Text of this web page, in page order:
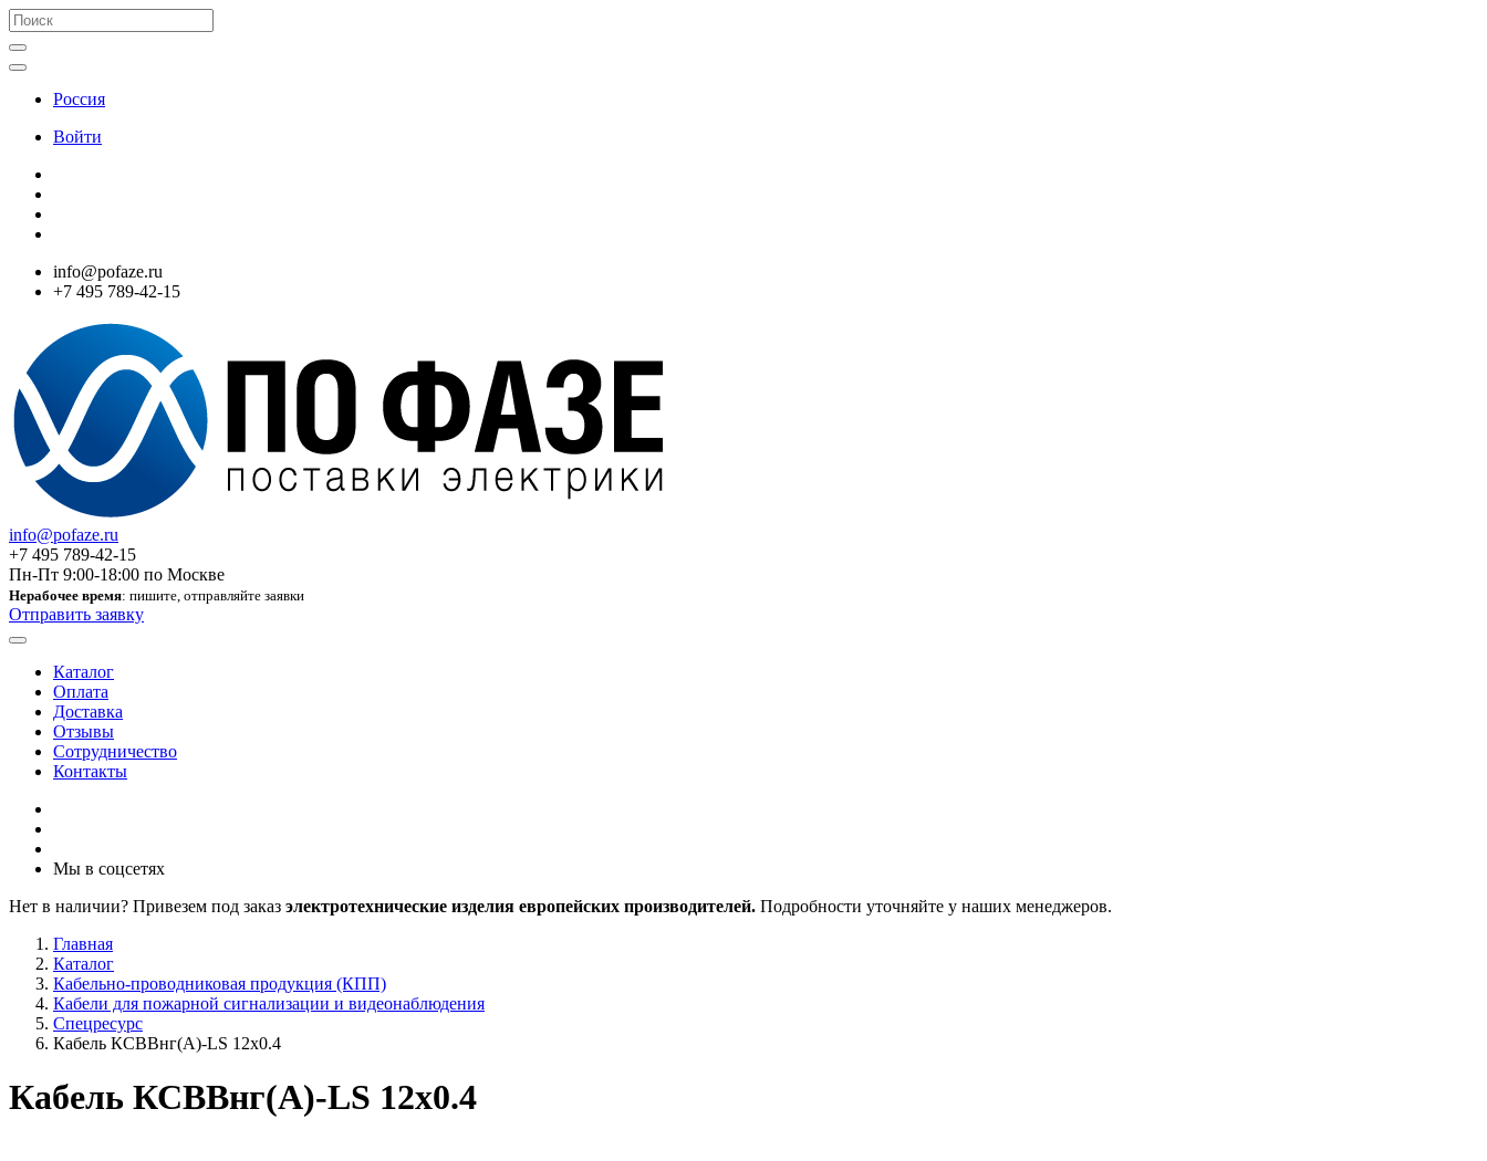
Россия
Войти
info@pofaze.ru
+7 495 789-42-15
info@pofaze.ru
+7 495 789-42-15
Пн-Пт 9:00-18:00 по Москве
Нерабочее время: пишите, отправляйте заявки
Отправить заявку
Каталог
Оплата
Доставка
Отзывы
Сотрудничество
Контакты
Мы в соцсетях
Нет в наличии? Привезем под заказ электротехнические изделия европейских производителей. Подробности уточняйте у наших менеджеров.
Главная
Каталог
Кабельно-проводниковая продукция (КПП)
Кабели для пожарной сигнализации и видеонаблюдения
Спецресурс
Кабель КСВВнг(A)-LS 12x0.4
Кабель КСВВнг(A)-LS 12x0.4